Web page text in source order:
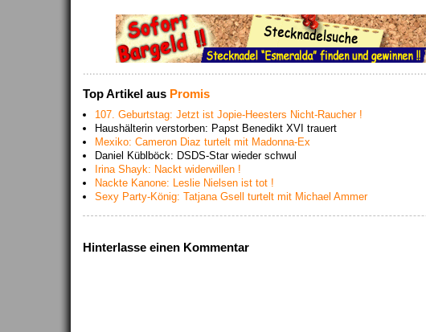
Top Artikel aus Promis
107. Geburtstag: Jetzt ist Jopie-Heesters Nicht-Raucher !
Haushälterin verstorben: Papst Benedikt XVI trauert
Mexiko: Cameron Diaz turtelt mit Madonna-Ex
Daniel Küblböck: DSDS-Star wieder schwul
Irina Shayk: Nackt widerwillen !
Nackte Kanone: Leslie Nielsen ist tot !
Sexy Party-König: Tatjana Gsell turtelt mit Michael Ammer
Hinterlasse einen Kommentar